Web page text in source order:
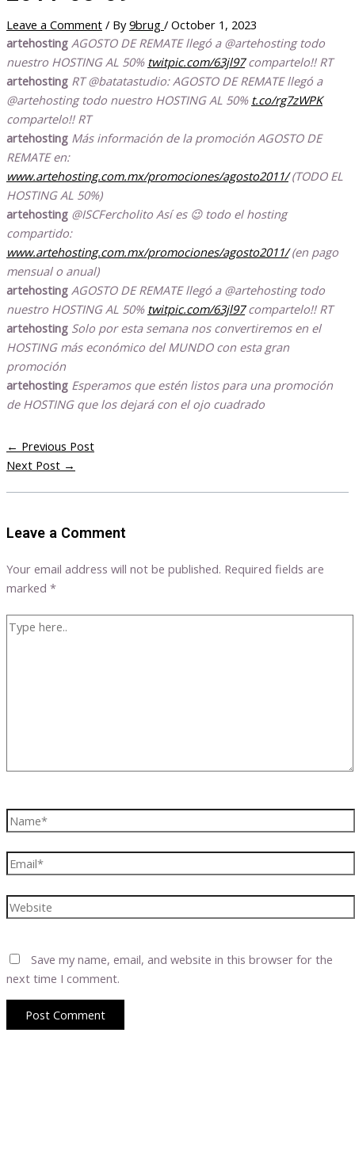
Leave a Comment / By9brug / October 1, 2023
artehosting AGOSTO DE REMATE llegó a @artehosting todo
nuestro HOSTING AL 50% twitpic.com/63jl97compartelo!! RT
artehosting RT @batatastudio: AGOSTO DE REMATE llegó a
@artehosting todo nuestro HOSTING AL 50% t.co/rg7zWPK
compartelo!! RT
artehosting Más información de la promoción AGOSTO DE
REMATE en:
www.artehosting.com.mx/promociones/agosto2011/(TODO EL
HOSTING AL 50%)
artehosting @ISCFercholito Así es 😉 todo el hosting
compartido:
www.artehosting.com.mx/promociones/agosto2011/(en pago
mensual o anual)
artehosting AGOSTO DE REMATE llegó a @artehosting todo
nuestro HOSTING AL 50% twitpic.com/63jl97compartelo!! RT
artehosting Solo por esta semana nos convertiremos en el
HOSTING más económico del MUNDO con esta gran
promoción
artehosting Esperamos que estén listos para una promoción
de HOSTING que los dejará con el ojo cuadrado
← Previous Post
Next Post →
Leave a Comment
Your email address will not be published. Required fields are
marked *
Type
Name*
Email*
Website
Save my name, email, and website in this browser for the
next time I comment.